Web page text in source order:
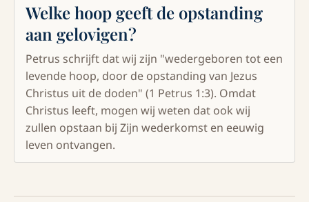
Welke hoop geeft de opstanding
aan gelovigen?
Petrus schrijft dat wij zijn "wedergeboren tot een
levende hoop, door de opstanding van Jezus
Christus uit de doden" (1 Petrus 1:3). Omdat
Christus leeft, mogen wij weten dat ook wij
zullen opstaan bij Zijn wederkomst en eeuwig
leven ontvangen.